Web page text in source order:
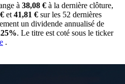
à 38,08 € à la dernière clôture,
et 41,81 € sur les 52 dernières
un dividende annualisé de
. Le titre est coté sous le ticker
.